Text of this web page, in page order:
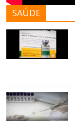
SAÚDE